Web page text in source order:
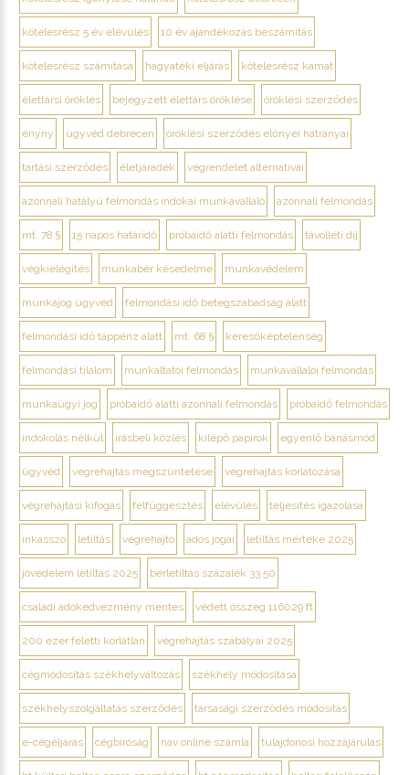
kötelesrész 5 év elévülés 10 év ajándékozás beszámítás
kötelesrész számítása hagyatéki eljárás kötelesrész kamat
élettársi öröklés bejegyzett élettárs öröklése öröklési szerződés
ényny ügyvéd debrecen öröklési szerződés előnyei hátrányai
tartási szerződés életjáradék végrendelet alternatívái
azonnali hatályú felmondás indokai munkavállaló azonnali felmondás
mt. 78 § 15 napos határidő próbaidő alatti felmondás távolléti díj
végkielégítés munkabér késedelme munkavédelem
munkajog ügyvéd felmondási idő betegszabadság alatt
felmondási idő táppénz alatt mt. 68 § keresőképtelenség
felmondási tilalom munkáltatói felmondás munkavállalói felmondás
munkaügyi jog próbaidő alatti azonnali felmondás próbaidő felmondás
indokolás nélkül írásbeli közlés kilépő papírok egyenlő bánásmód
ügyvéd végrehajtás megszüntetése végrehajtás korlátozása
végrehajtási kifogás felfüggesztés elévülés teljesítés igazolása
inkasszó letiltás végrehajtó adós jogai letiltás mértéke 2025
jövedelem letiltás 2025 bérletiltás százalék 33 50
családi adókedvezmény mentes védett összeg 116029 ft
200 ezer feletti korlátlan végrehajtás szabályai 2025
cégmódosítás székhelyváltozás székhely módosítása
székhelyszolgáltatás szerződés társasági szerződés módosítás
e-cégeljárás cégbíróság nav online számla tulajdonosi hozzájárulás